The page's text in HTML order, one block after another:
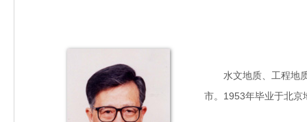
水文地质、工程地质
市。1953年毕业于北京